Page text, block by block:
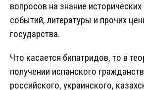
вопросов на знание
событий, литературы и прочих
государства.
Что касается бипатридов, то в
получении испанского
российского, украинского,